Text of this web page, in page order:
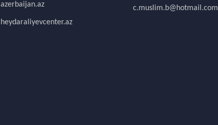
azerbaijan.az
heydaraliyevcenter.az
c.muslim.b@hotmail.com